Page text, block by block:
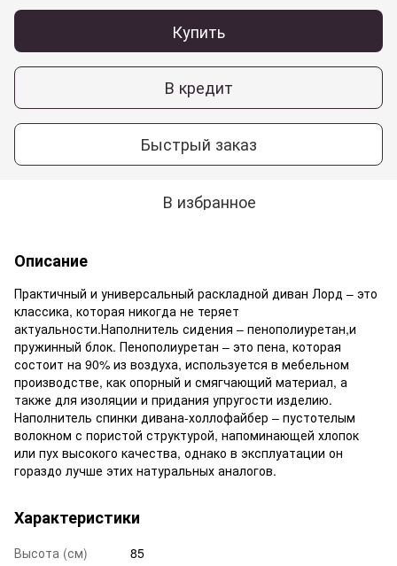
Купить
В кредит
Быстрый заказ
В избранное
Описание
Практичный и универсальный раскладной диван Лорд – это
классика, которая никогда не теряет
актуальности.Наполнитель сидения – пенополиуретан,и
пружинный блок. Пенополиуретан – это пена, которая
состоит на 90% из воздуха, используется в мебельном
производстве, как опорный и смягчающий материал, а
также для изоляции и придания упругости изделию.
Наполнитель спинки дивана-холлофайбер – пустотелым
волокном с пористой структурой, напоминающей хлопок
или пух высокого качества, однако в эксплуатации он
гораздо лучше этих натуральных аналогов.
Характеристики
Высота (см)
85